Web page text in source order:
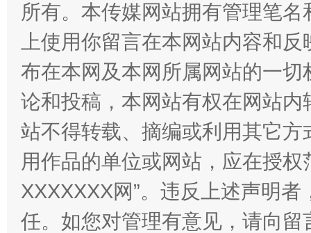
扯下公款旅游的“隐身衣” 如何以
所有。本传媒网站拥有管理笔
上使用你留言在本网站内容和
布在本网及本网所属网站的一
论和投稿，本网站有权在网站
站不得转载、摘编或利用其它
用作品的单位或网站，应在授
XXXXXXX网”。违反上述声明
任。如您对管理有意见，请向